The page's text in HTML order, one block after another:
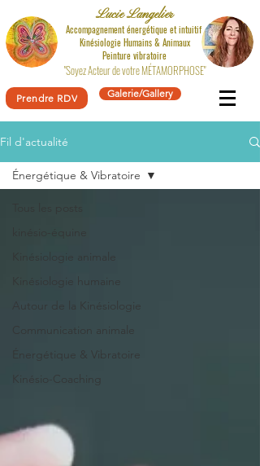
Lucie Langelier
Accompagnement énergétique et intuitif
KinésiologieHumains & Animaux
Peinture vibratoire
"Soyez Acteur de votre MÉTAMORPHOSE"
Prendre RDV Galerie/Gallery
Fil d'actualité
Kinésiologie animale
Kinésiologie humaine
Autour de la Kinésiologie
Communication animale
Énergétique & Vibratoire
Kinésio-Coaching
Énergétique & Vibratoire